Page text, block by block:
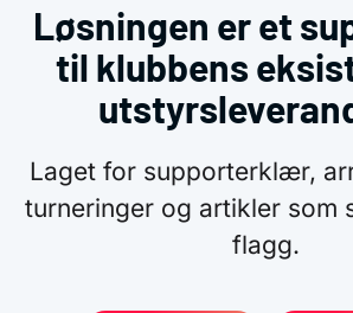
Løsningen er et
til klubbens
Laget for supporterklær,
turneringer og artikler som
flagg.